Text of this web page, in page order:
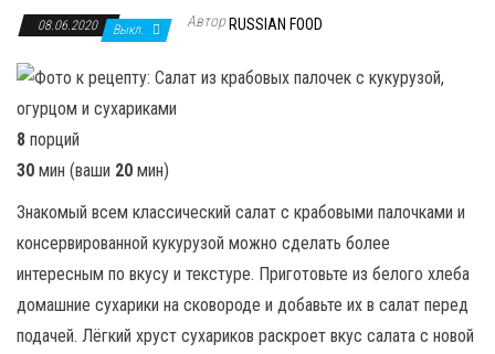
08.06.2020 Выкл. Автор RUSSIAN FOOD
8 порций
30 мин (ваши 20 мин)
Знакомый всем классический салат с крабовыми палочками и
консервированной кукурузой можно сделать более
интересным по вкусу и текстуре. Приготовьте из белого хлеба
домашние сухарики на сковороде и добавьте их в салат перед
подачей. Лёгкий хруст сухариков раскроет вкус салата с новой